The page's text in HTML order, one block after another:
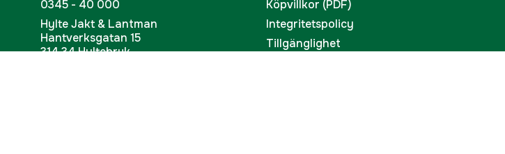
0345 - 40 000
Hylte Jakt & Lantman
Hantverksgatan 15
314 34 Hyltebruk
Köpvillkor (PDF)
Integritetspolicy
Tillgänglighet